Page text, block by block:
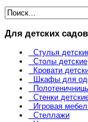
Для детских садов
Стулья
Столы детские
Кровати
Шкафы для
Стенки
Игровая
Стеллажи